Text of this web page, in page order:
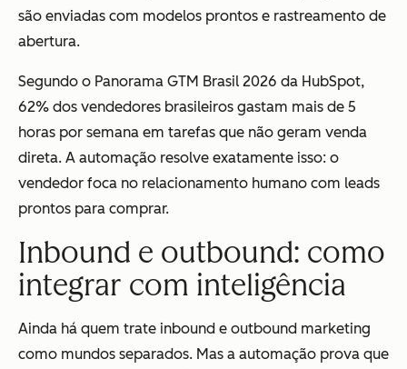
são enviadas com modelos prontos e rastreamento de
abertura.
Segundo o Panorama GTM Brasil 2026 da HubSpot,
62% dos vendedores brasileiros gastam mais de 5
horas por semana em tarefas que não geram venda
direta. A automação resolve exatamente isso: o
vendedor foca no relacionamento humano com leads
prontos para comprar.
Inbound e outbound: como
integrar com inteligência
Ainda há quem trate inbound e outbound marketing
como mundos separados. Mas a automação prova que